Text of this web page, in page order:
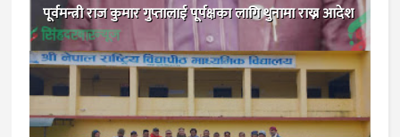
पूर्वमन्त्री राज कुमार गुप्तालाई पूर्पक्षका लागि थुनामा राख्न आदेश